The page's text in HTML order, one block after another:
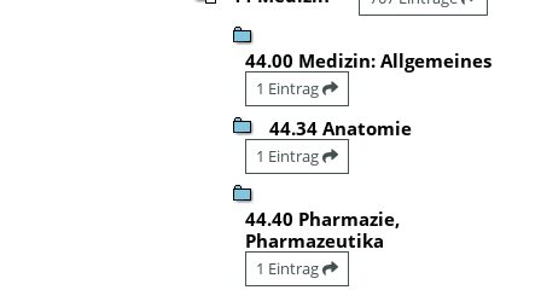
44.00 Medizin: Allgemeines
1 Eintrag
44.34 Anatomie
1 Eintrag
44.40 Pharmazie,
Pharmazeutika
1 Eintrag